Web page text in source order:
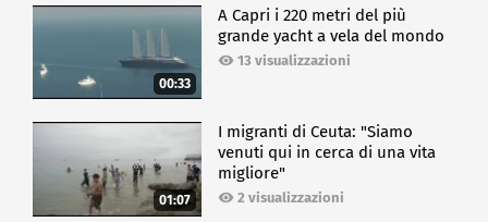
00:33
A Capri i 220 metri del più
grande yacht a vela del mondo
13 visualizzazioni
01:07
I migranti di Ceuta: "Siamo
venuti qui in cerca di una vita
migliore"
2 visualizzazioni